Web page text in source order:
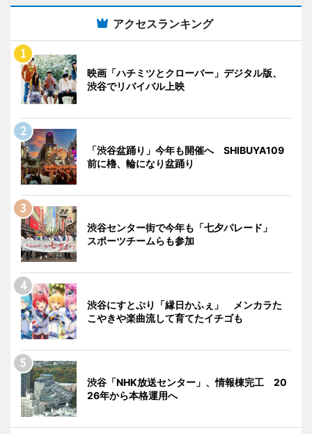
アクセスランキング
映画「ハチミツとクローバー」デジタル版、
渋谷でリバイバル上映
「渋谷盆踊り」今年も開催へ SHIBUYA109
前に櫓、輪になり盆踊り
渋谷センター街で今年も「七夕パレード」
スポーツチームらも参加
渋谷にすとぷり「縁日かふぇ」 メンカラた
こやきや楽曲流して育てたイチゴも
渋谷「NHK放送センター」、情報棟完工 20
26年から本格運用へ